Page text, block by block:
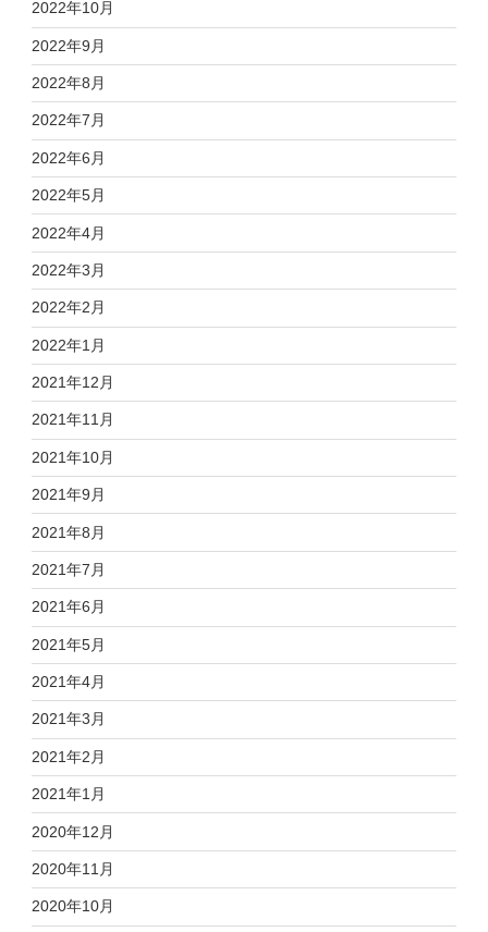
2022年10月
2022年9月
2022年8月
2022年7月
2022年6月
2022年5月
2022年4月
2022年3月
2022年2月
2022年1月
2021年12月
2021年11月
2021年10月
2021年9月
2021年8月
2021年7月
2021年6月
2021年5月
2021年4月
2021年3月
2021年2月
2021年1月
2020年12月
2020年11月
2020年10月